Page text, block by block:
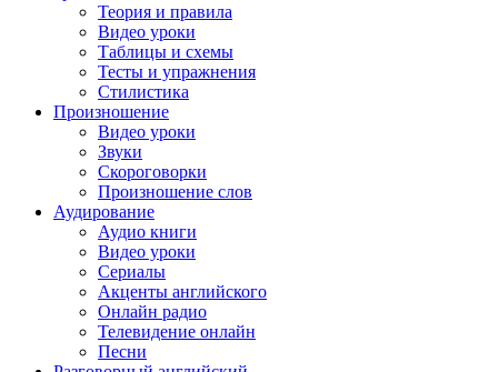
Теория и правила
Видео уроки
Таблицы и схемы
Тесты и упражнения
Стилистика
Произношение
Видео уроки
Звуки
Скороговорки
Произношение слов
Аудирование
Аудио книги
Видео уроки
Сериалы
Акценты английского
Онлайн радио
Телевидение онлайн
Песни